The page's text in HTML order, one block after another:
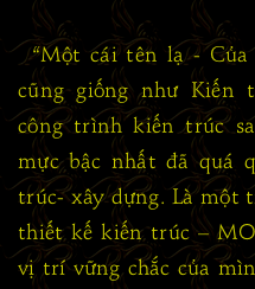
“Một cái tên lạ - Của
cũng giống như Kiến
công trình kiến trúc
mực bậc nhất đã quá
trúc- xây dựng. Là một
thiết kế kiến trúc –
vị trí vững chắc của